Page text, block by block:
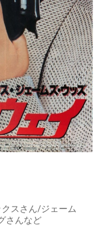
スさん/ジェーム
さんなど